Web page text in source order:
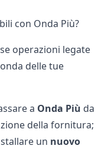
con Onda Più?
operazioni legate
delle tue
a Onda Più da
della fornitura;
un nuovo